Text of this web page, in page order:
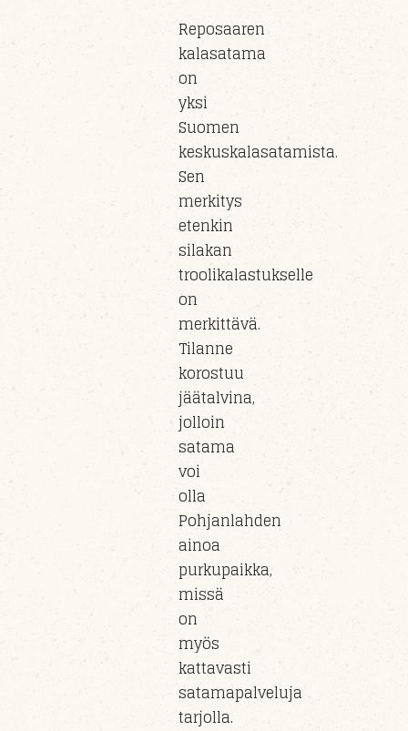
Reposaaren
kalasatama
on
yksi
Suomen
keskuskalasatamista.
Sen
merkitys
etenkin
silakan
troolikalastukselle
on
merkittävä.
Tilanne
korostuu
jäätalvina,
jolloin
satama
voi
olla
Pohjanlahden
ainoa
purkupaikka,
missä
on
myös
kattavasti
satamapalveluja
tarjolla.